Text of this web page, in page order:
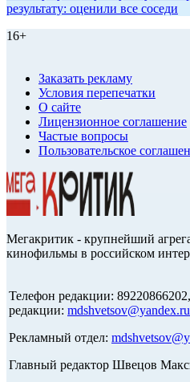
результату: оценили все соседи
16+
Заказать рекламу
Условия перепечатки
О сайте
Лицензионное соглашение
Частые вопросы
Пользовательское
Мегакритик - крупнейший
кинофильмы в российском
Телефон редакции:
редакции: mdshvetsov@yandex.ru
Рекламный отдел:
Главный редактор Швецов